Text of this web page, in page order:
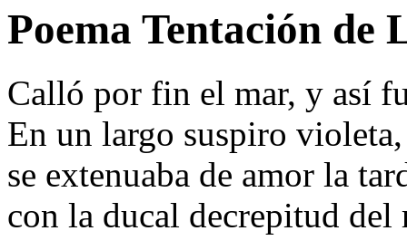
Poema Tentación de
Calló por fin el mar, y así
En un largo suspiro violeta,
se extenuaba de amor la
con la ducal decrepitud del